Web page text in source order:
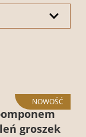
groszek
NOWOŚĆ